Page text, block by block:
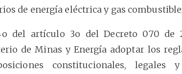
de energía eléctrica y gas
del artículo 3o del Decreto 070 de
de Minas y Energía adoptar los
constitucionales, legales y